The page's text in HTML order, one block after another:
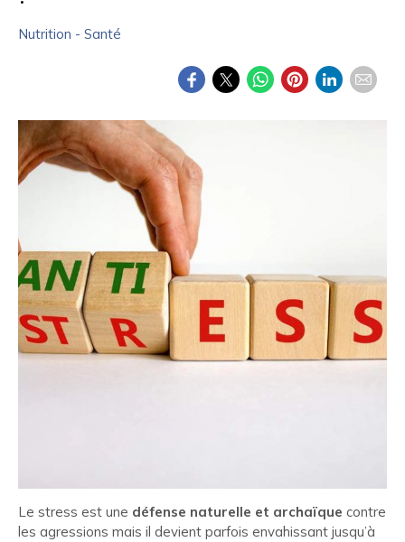
Nutrition - Santé
Le stress est une défense naturelle et archaïque contre
les agressions mais il devient parfois envahissant jusqu’à